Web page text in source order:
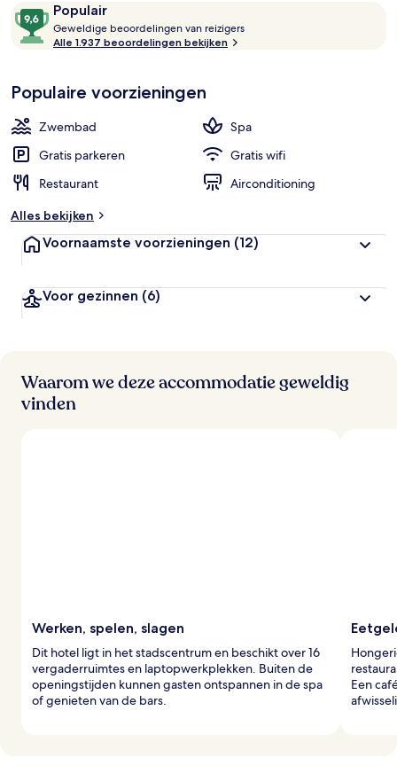
€ 131
Beoordelingen
Populair
9,6
van
10,
Geweldige beoordelingen van reizigers
i
e
b
o
r
n
Alle 1.937 beoordelingen bekijken
Populaire voorzieningen
Zwembad
Spa
Gratis parkeren
Gratis wifi
Restaurant
Airconditioning
Alles bekijken
Voornaamste voorzieningen (12)
Voor gezinnen (6)
Waarom we deze accommodatie geweldig
vinden
Werken, spelen, slagen
Dit hotel ligt in het stadscentrum en beschikt over 16
vergaderruimtes en laptopwerkplekken. Buiten de
openingstijden kunnen gasten ontspannen in de spa
of genieten van de bars.
Een